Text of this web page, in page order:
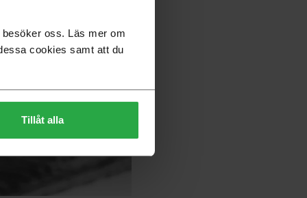
oss. Läs mer om
cookies samt att du
Tillåt alla